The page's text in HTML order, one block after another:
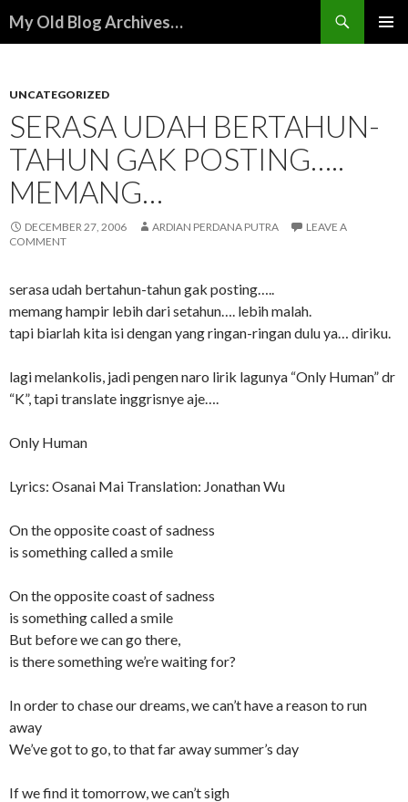
My Old Blog Archives…
UNCATEGORIZED
SERASA UDAH BERTAHUN-
TAHUN GAK POSTING…..
MEMANG…
DECEMBER 27, 2006 ARDIAN PERDANA PUTRA
LEAVE A
COMMENT
serasa udah bertahun-tahun gak posting…..
memang hampir lebih dari setahun…. lebih malah.
tapi biarlah kita isi dengan yang ringan-ringan dulu ya… diriku.
lagi melankolis, jadi pengen naro lirik lagunya “Only Human” dr
“K”, tapi translate inggrisnye aje….
Only Human
Lyrics: Osanai Mai Translation: Jonathan Wu
On the opposite coast of sadness
is something called a smile
On the opposite coast of sadness
is something called a smile
But before we can go there,
is there something we’re waiting for?
In order to chase our dreams, we can’t have a reason to run
away
We’ve got to go, to that far away summer’s day
If we find it tomorrow, we can’t sigh